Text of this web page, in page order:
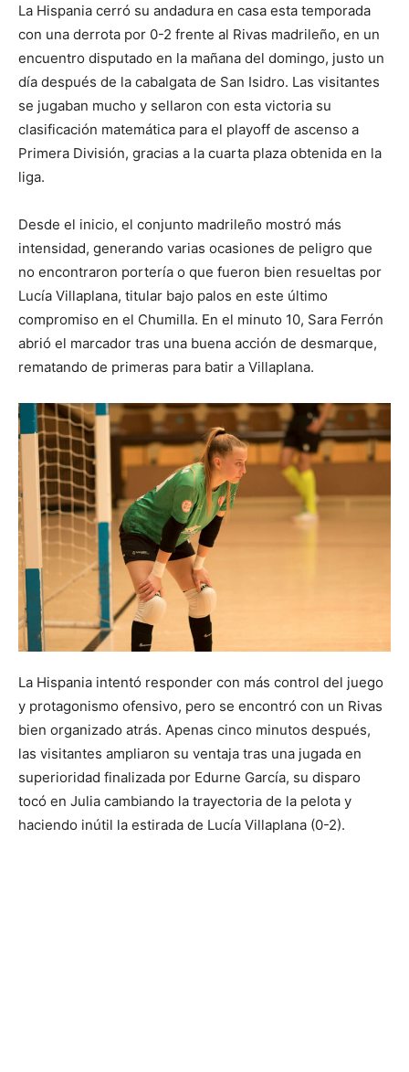
La Hispania cerró su andadura en casa esta temporada
con una derrota por 0-2 frente al Rivas madrileño, en un
encuentro disputado en la mañana del domingo, justo un
día después de la cabalgata de San Isidro. Las visitantes
se jugaban mucho y sellaron con esta victoria su
clasificación matemática para el playoff de ascenso a
Primera División, gracias a la cuarta plaza obtenida en la
liga.
Desde el inicio, el conjunto madrileño mostró más
intensidad, generando varias ocasiones de peligro que
no encontraron portería o que fueron bien resueltas por
Lucía Villaplana, titular bajo palos en este último
compromiso en el Chumilla. En el minuto 10, Sara Ferrón
abrió el marcador tras una buena acción de desmarque,
rematando de primeras para batir a Villaplana.
La Hispania intentó responder con más control del juego
y protagonismo ofensivo, pero se encontró con un Rivas
bien organizado atrás. Apenas cinco minutos después,
las visitantes ampliaron su ventaja tras una jugada en
superioridad finalizada por Edurne García, su disparo
tocó en Julia cambiando la trayectoria de la pelota y
haciendo inútil la estirada de Lucía Villaplana (0-2).